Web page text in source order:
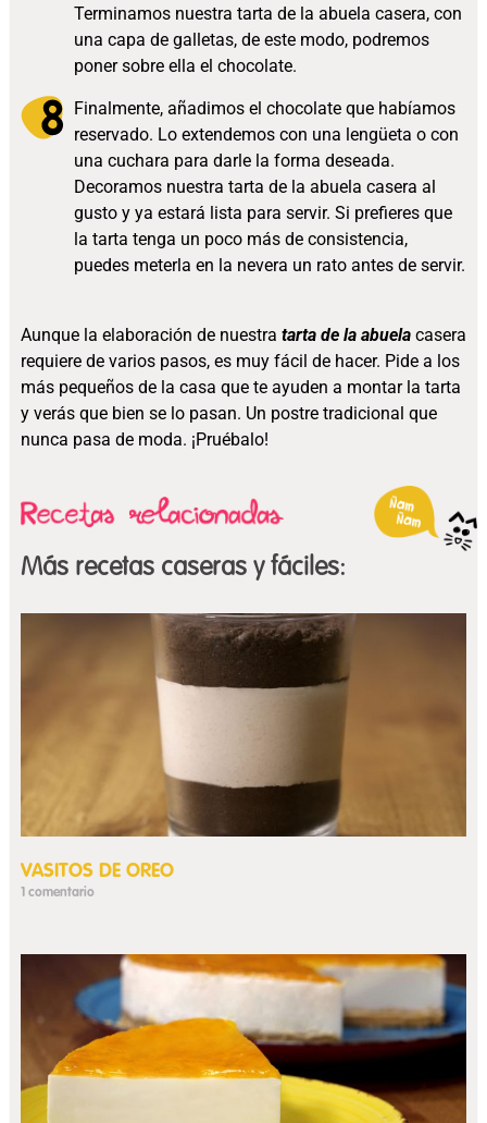
Terminamos nuestra tarta de la abuela casera, con
una capa de galletas, de este modo, podremos
poner sobre ella el chocolate.
Finalmente, añadimos el chocolate que habíamos
reservado. Lo extendemos con una lengüeta o con
una cuchara para darle la forma deseada.
Decoramos nuestra tarta de la abuela casera al
gusto y ya estará lista para servir. Si prefieres que
la tarta tenga un poco más de consistencia,
puedes meterla en la nevera un rato antes de servir.
Aunque la elaboración de nuestra tarta de la abuelacasera
requiere de varios pasos, es muy fácil de hacer. Pide a los
más pequeños de la casa que te ayuden a montar la tarta
y verás que bien se lo pasan. Un postre tradicional que
nunca pasa de moda. ¡Pruébalo!
Más recetas caseras y fáciles:
VASITOS DE OREO
1 comentario